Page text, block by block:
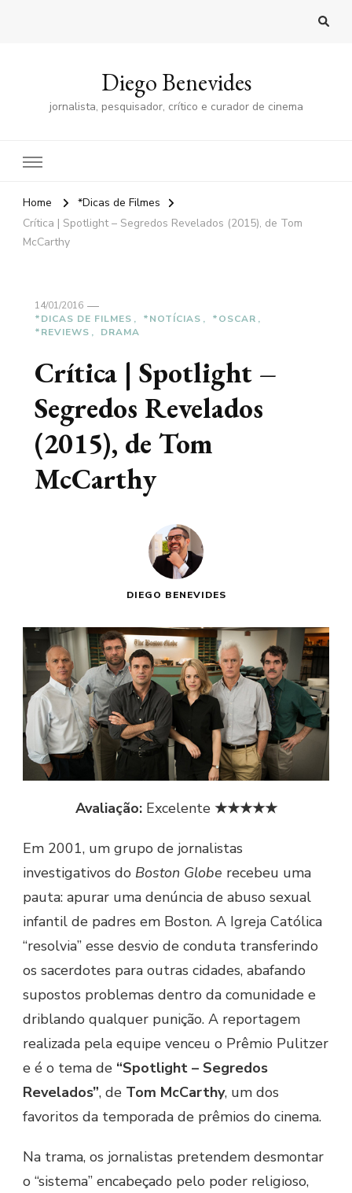
Diego Benevides
jornalista, pesquisador, crítico e curador de cinema
Home
*Dicas de Filmes
Crítica | Spotlight – Segredos Revelados (2015), de Tom
McCarthy
14/01/2016
*DICAS DE FILMES
*NOTÍCIAS
*OSCAR
*REVIEWS
DRAMA
Crítica | Spotlight –
Segredos Revelados
(2015), de Tom
McCarthy
DIEGO BENEVIDES
Avaliação: Excelente ★★★★★
Em 2001, um grupo de jornalistas
investigativos do Boston Globe recebeu uma
pauta: apurar uma denúncia de abuso sexual
infantil de padres em Boston. A Igreja Católica
“resolvia” esse desvio de conduta transferindo
os sacerdotes para outras cidades, abafando
supostos problemas dentro da comunidade e
driblando qualquer punição. A reportagem
realizada pela equipe venceu o Prêmio Pulitzer
e é o tema de “Spotlight – Segredos
Revelados”, de Tom McCarthy, um dos
favoritos da temporada de prêmios do cinema.
Na trama, os jornalistas pretendem desmontar
o “sistema” encabeçado pelo poder religioso,